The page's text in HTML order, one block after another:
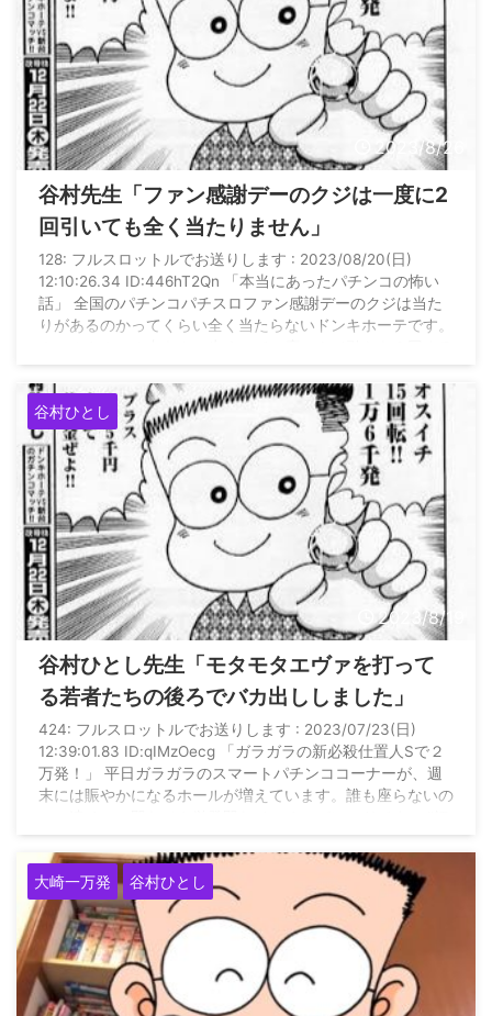
2023/8/26
谷村先生「ファン感謝デーのクジは一度に2
回引いても全く当たりません」
128: フルスロットルでお送りします : 2023/08/20(日)
12:10:26.34 ID:446hT2Qn 「本当にあったパチンコの怖い
話」 全国のパチンコパチスロファン感謝デーのクジは当た
りがあるのかってくらい全く当たらないドンキホーテです。
運のないドンキホーテ、パチンコ以外は全くスカです。 フ
ジテレビが深夜地上波でON AIRし始めた怪奇ドラマ“憑きそ
い”がめっちゃ恐いのですが、 ...
谷村ひとし
2023/8/19
谷村ひとし先生「モタモタエヴァを打って
る若者たちの後ろでバカ出ししました」
424: フルスロットルでお送りします : 2023/07/23(日)
12:39:01.83 ID:qIMzOecg 「ガラガラの新必殺仕置人Sで２
万発！」 平日ガラガラのスマートパチンココーナーが、週
末には賑やかになるホールが増えています。誰も座らないの
人たちが多すぎます。このチャンスを放っておくわけにはい
きません。 今日は、人気のエヴァンゲリオン未来への咆哮
の後ろで、ガラガラのスマパチコーナ ...
大崎一万発 谷村ひとし